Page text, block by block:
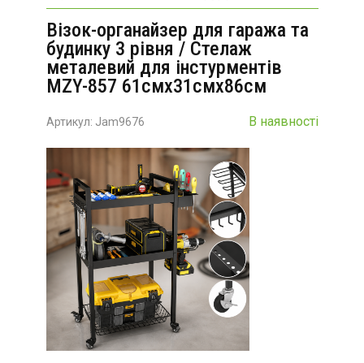
Візок-органайзер для гаража та
будинку 3 рівня / Стелаж
металевий для інстурментів
MZY-857 61смх31смх86см
Артикул: Jam9676 В наявності